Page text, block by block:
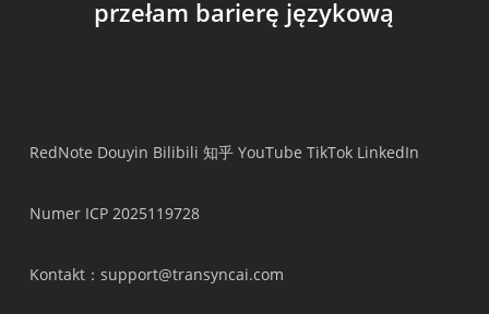
przełam barierę językową
RedNote Douyin Bilibili 知乎 YouTube TikTok LinkedIn
Numer ICP 2025119728
Kontakt：support@transyncai.com